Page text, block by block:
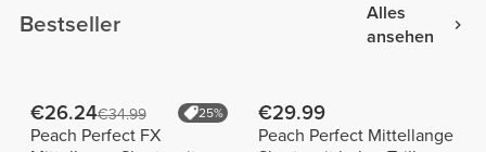
Bestseller
Alles
ansehen
€26.24€34.99 25%
Peach Perfect FX
€29.99
Peach Perfect Mittellange